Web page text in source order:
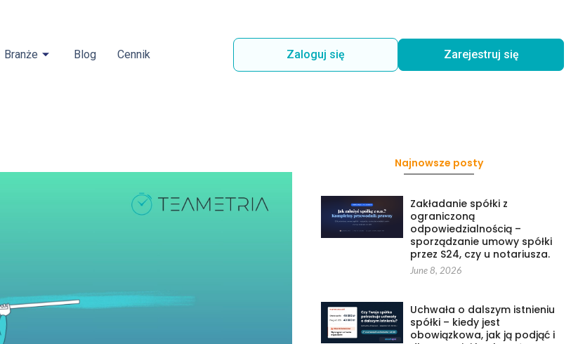
Branże Blog Cennik Zaloguj się Zarejestruj się
Najnowsze posty
Zakładanie spółki z
ograniczoną
odpowiedzialnością –
sporządzanie umowy spółki
przez S24, czy u notariusza.
June 8, 2026
Uchwała o dalszym istnieniu
spółki – kiedy jest
obowiązkowa, jak ją podjąć i